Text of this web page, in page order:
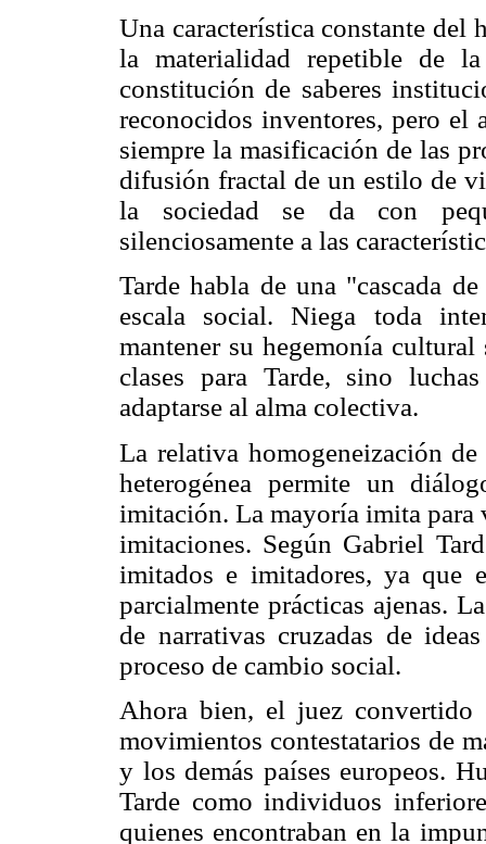
Una característica constante del
la materialidad repetible de
constitución de saberes
reconocidos inventores, pero
siempre la masificación de las
difusión fractal de un estilo de
la sociedad se da con
silenciosamente a las
Tarde habla de una "cascada
escala social. Niega toda
mantener su hegemonía
clases para Tarde, sino
adaptarse al alma colectiva.
La relativa homogeneización
heterogénea permite un
imitación. La mayoría imita
imitaciones. Según Gabriel
imitados e imitadores, ya que
parcialmente prácticas ajenas.
de narrativas cruzadas de
proceso de cambio social.
Ahora bien, el juez
movimientos contestatarios de
y los demás países europeos.
Tarde como individuos
quienes encontraban en la